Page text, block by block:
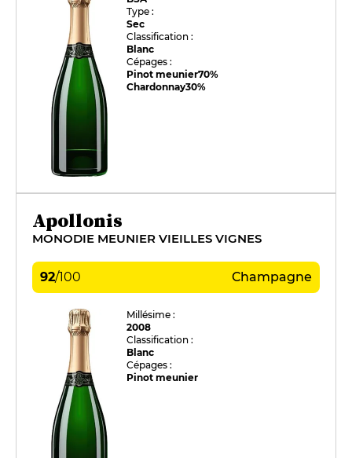
Type :
Sec
Classification :
Blanc
Cépages :
Pinot meunier70%
Chardonnay30%
Apollonis
MONODIE MEUNIER VIEILLES VIGNES
92/100 Champagne
Millésime :
2008
Classification :
Blanc
Cépages :
Pinot meunier